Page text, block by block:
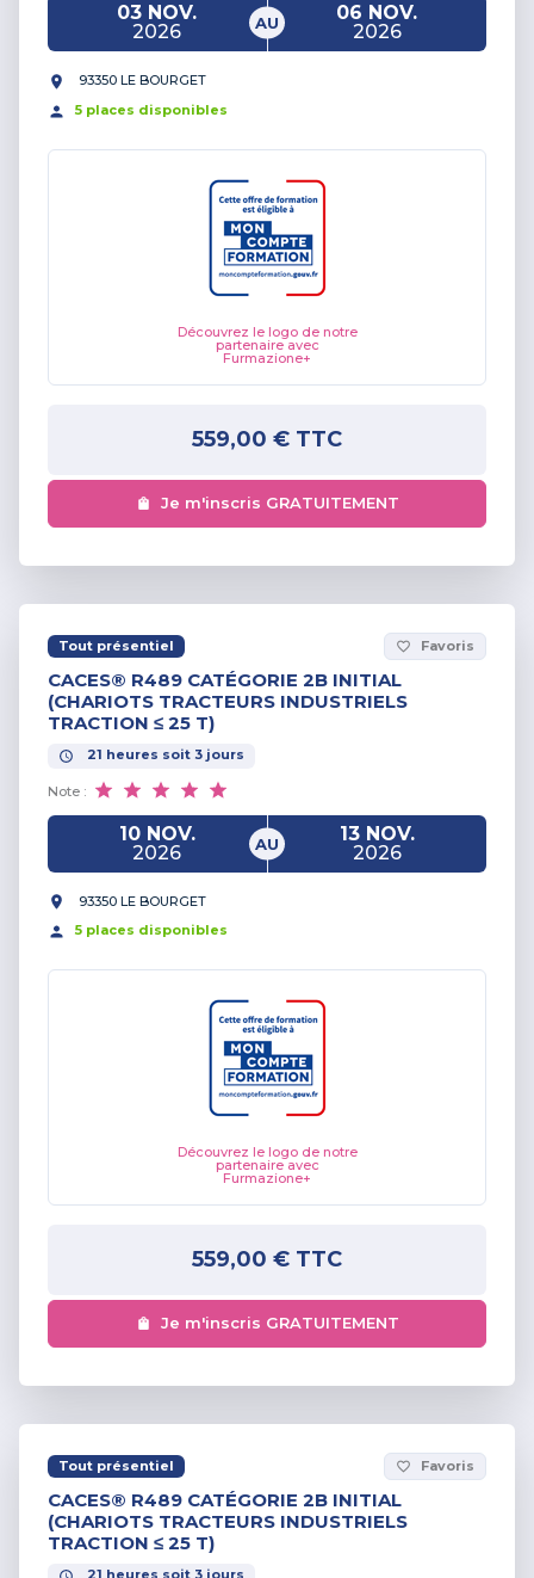
03 NOV.
2026
AU
06 NOV.
2026
93350 LE BOURGET
5 places disponibles
Découvrez le logo de notre
partenaire avec
Furmazione+
559,00 € TTC
Je m'inscris GRATUITEMENT
Tout présentiel favorite_border Favoris
CACES® R489 CATÉGORIE 2B INITIAL
(CHARIOTS TRACTEURS INDUSTRIELS
TRACTION ≤ 25 T)
21 heures soit 3 jours
Note :
10 NOV.
2026
AU
13 NOV.
2026
93350 LE BOURGET
5 places disponibles
Découvrez le logo de notre
partenaire avec
Furmazione+
559,00 € TTC
Je m'inscris GRATUITEMENT
Tout présentiel favorite_border Favoris
CACES® R489 CATÉGORIE 2B INITIAL
(CHARIOTS TRACTEURS INDUSTRIELS
TRACTION ≤ 25 T)